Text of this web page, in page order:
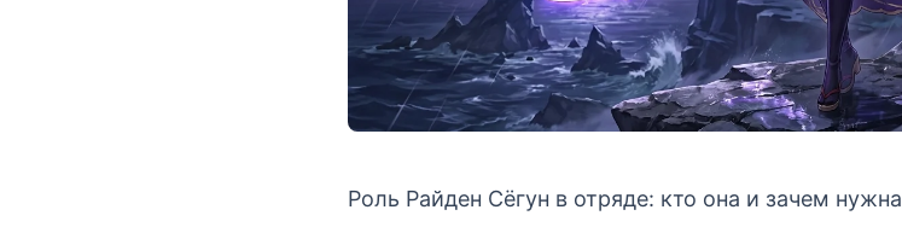
Роль Райден Сёгун в отряде: кто она и зачем нужна